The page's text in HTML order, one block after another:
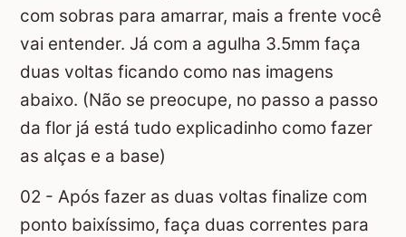
com sobras para amarrar, mais a frente você
vai entender. Já com a agulha 3.5mm faça
duas voltas ficando como nas imagens
abaixo. (Não se preocupe, no passo a passo
da flor já está tudo explicadinho como fazer
as alças e a base)
02 - Após fazer as duas voltas finalize com
ponto baixíssimo, faça duas correntes para